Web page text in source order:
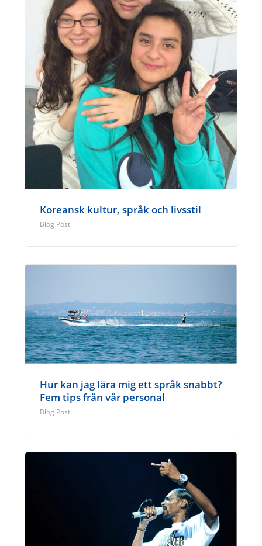
Koreansk kultur, språk och livsstil
Blog Post
Hur kan jag lära mig ett språk snabbt?
Fem tips från vår personal
Blog Post